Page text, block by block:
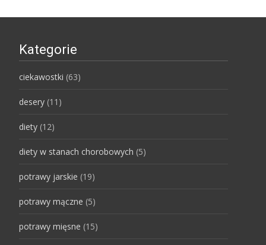
Kategorie
ciekawostki (63)
desery (11)
diety (12)
diety w stanach chorobowych (5)
potrawy jarskie (19)
potrawy mączne (5)
potrawy mięsne (15)